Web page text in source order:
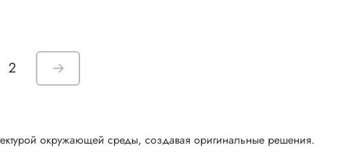
2
окружающей среды, создавая оригинальные решения.